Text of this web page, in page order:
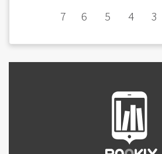
3
4
5
6
7